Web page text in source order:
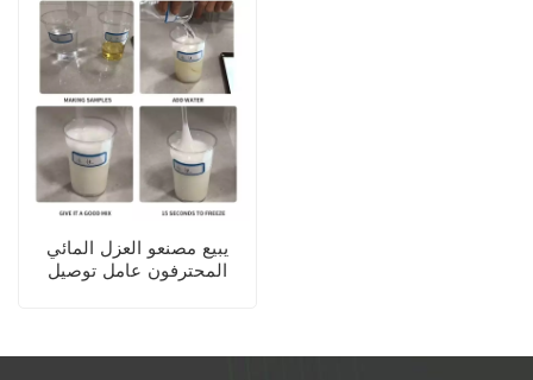
يبيع مصنعو العزل المائي
المحترفون عامل توصيل